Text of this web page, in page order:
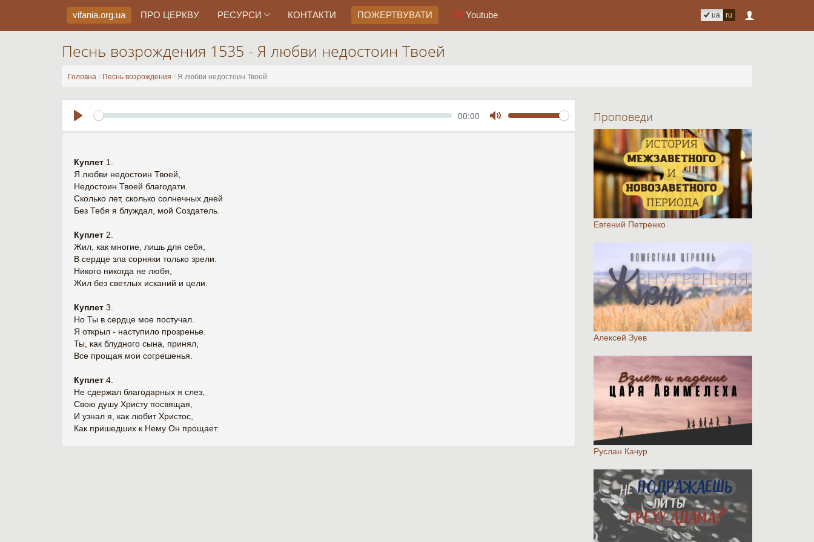
vifania.org.ua ПРО ЦЕРКВУ РЕСУРСИ КОНТАКТИ ПОЖЕРТВУВАТИ Youtube ua ru
Песнь возрождения 1535 - Я любви недостоин Твоей
Головна Песнь возрождения Я любви недостоин Твоей
Seek Current
00:00
Mute
Volume
Куплет 1.
Я любви недостоин Твоей,
Недостоин Твоей благодати.
Сколько лет, сколько солнечных дней
Без Тебя я блуждал, мой Создатель.
Куплет 2.
Жил, как многие, лишь для себя,
В сердце зла сорняки только зрели.
Никого никогда не любя,
Жил без светлых исканий и цели.
Куплет 3.
Но Ты в сердце мое постучал.
Я открыл - наступило прозренье.
Ты, как блудного сына, принял,
Все прощая мои согрешенья.
Куплет 4.
Не сдержал благодарных я слез,
Свою душу Христу посвящая,
И узнал я, как любит Христос,
Как пришедших к Нему Он прощает.
Проповеди
Евгений Петренко
Алексей Зуев
Руслан Качур